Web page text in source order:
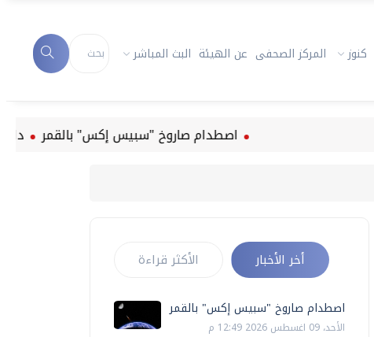
كنوز المركز الصحفى عن الهيئة البث المباشر
اصطدام صاروخ "سبيس إكس" بالقمر دليل الصيانة
أخر الأخبار الأكثر قراءة
اصطدام صاروخ "سبيس إكس" بالقمر
الأحد، 09 اغسطس 2026 12:49 م